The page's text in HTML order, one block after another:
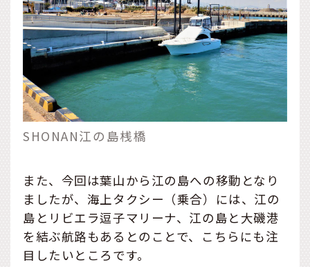
SHONAN江の島桟橋
また、今回は葉山から江の島への移動となり
ましたが、海上タクシー（乗合）には、江の
島とリビエラ逗子マリーナ、江の島と大磯港
を結ぶ航路もあるとのことで、こちらにも注
目したいところです。